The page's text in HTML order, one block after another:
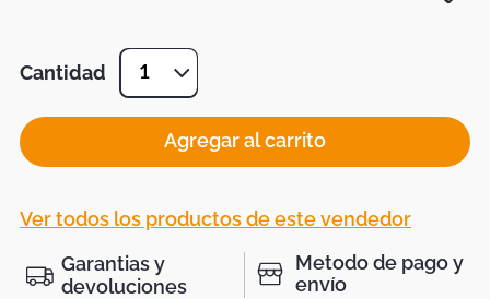
Cantidad 1
Agregar al carrito
Ver todos los productos de este vendedor
Garantias y
devoluciones
Metodo de pago y
envío